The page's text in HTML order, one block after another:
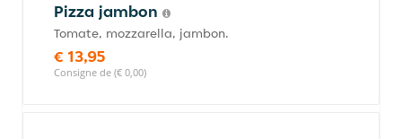
Pizza jambon
Tomate, mozzarella, jambon.
€ 13,95
Consigne de (€ 0,00)